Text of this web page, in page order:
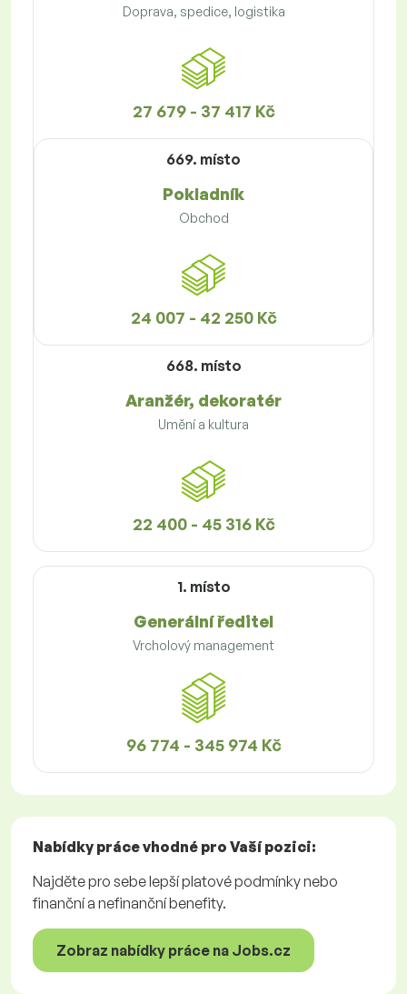
Doprava, spedice, logistika
27 679 - 37 417 Kč
669. místo
Pokladník
Obchod
24 007 - 42 250 Kč
668. místo
Aranžér, dekoratér
Umění a kultura
22 400 - 45 316 Kč
1. místo
Generální ředitel
Vrcholový management
96 774 - 345 974 Kč
Nabídky prácevhodné pro Vaší pozici:
Najděte pro sebe lepší platové podmínky nebo
finanční a nefinanční benefity.
Zobraz nabídky práce na Jobs.cz